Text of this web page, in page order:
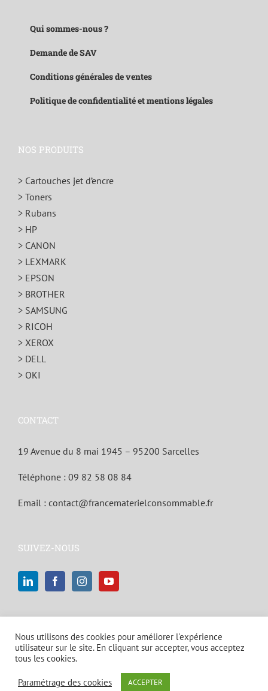
Qui sommes-nous ?
Demande de SAV
Conditions générales de ventes
Politique de confidentialité et mentions légales
NOS PRODUITS
> Cartouches jet d’encre
> Toners
> Rubans
> HP
> CANON
> LEXMARK
> EPSON
> BROTHER
> SAMSUNG
> RICOH
> XEROX
> DELL
> OKI
CONTACT
19 Avenue du 8 mai 1945 – 95200 Sarcelles
Téléphone : 09 82 58 08 84
Email : contact@francematerielconsommable.fr
SUIVEZ-NOUS
© Copyright 2021 | Tous droits réservés |Mentions légales et politique
Nous utilisons des cookies pour améliorer l'expérience
utilisateur sur le site. En cliquant sur accepter, vous acceptez
tous les cookies.
Paramétrage des cookies ACCEPTER